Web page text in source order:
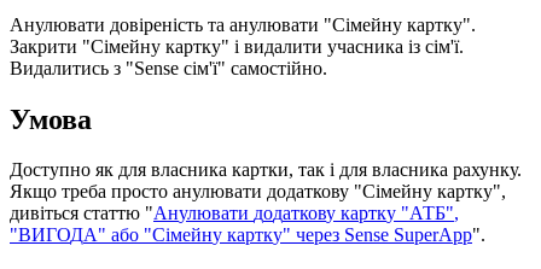
Анулювати довіреність та анулювати "Сімейну картку".
Закрити "Сімейну картку" і видалити учасника із сім'ї.
Видалитись з "Sense сім'ї" самостійно.
Умова
Доступно як для власника картки, так і для власника рахунку.
Якщо треба просто анулювати додаткову "Сімейну картку",
дивіться статтю "Анулювати додаткову картку "АТБ",
"ВИГОДА" або "Сімейну картку" через Sense SuperApp".